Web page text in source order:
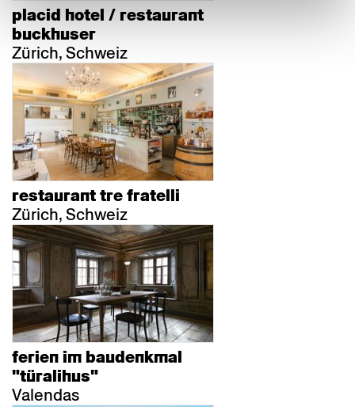
placid hotel / restaurant
buckhuser
Zürich, Schweiz
restaurant tre fratelli
Zürich, Schweiz
ferien im baudenkmal
"türalihus"
Valendas